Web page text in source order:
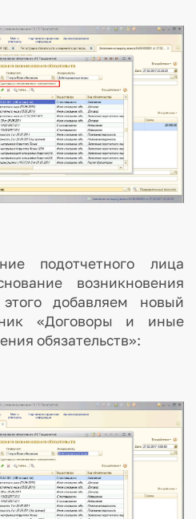
подотчетного лица
возникновения
добавляем новый
«Договоры и иные
обязательств»: